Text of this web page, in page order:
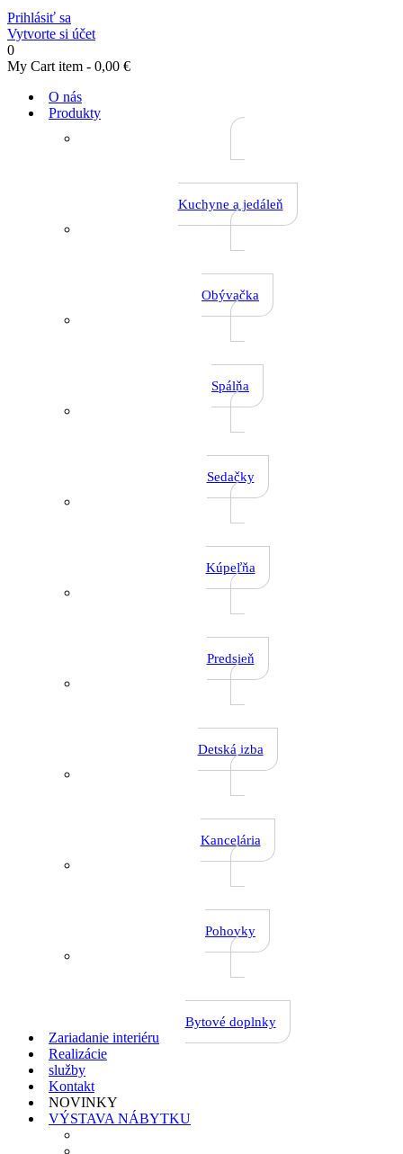
Prihlásiť sa
Vytvorte si účet
0
My Cart item - 0,00 €
O nás
Produkty
Kuchyne a jedáleň
Obývačka
Spálňa
Sedačky
Kúpeľňa
Predsieň
Detská izba
Kancelária
Pohovky
Bytové doplnky
Zariadanie interiéru
Realizácie
služby
Kontakt
NOVINKY
VÝSTAVA NÁBYTKU